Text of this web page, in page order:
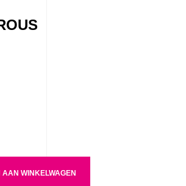
AAN WINKELWAGEN